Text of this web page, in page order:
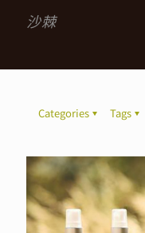
沙棘
Categories Tags